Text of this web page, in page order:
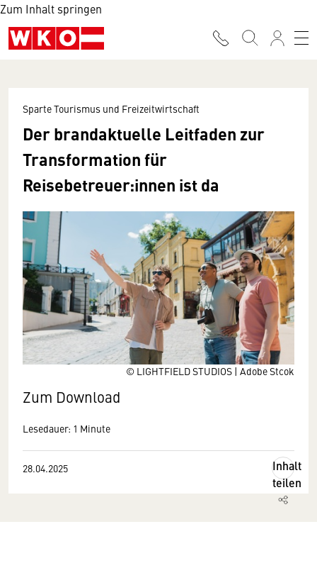
Zum Inhalt springen
© LIGHTFIELD STUDIOS | Adobe Stcok
Sparte Tourismus und Freizeitwirtschaft
Der brandaktuelle Leitfaden zur
Transformation für
Reisebetreuer:innen ist da
Zum Download
Lesedauer: 1 Minute
28.04.2025
Inhalt
teilen